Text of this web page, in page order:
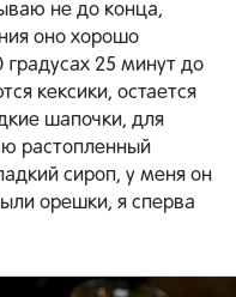
не до конца,
оно хорошо
25 минут до
кексики, остается
шапочки, для
растопленный
сироп, у меня он
орешки, я сперва